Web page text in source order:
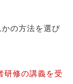
の方法を選び
研修の講義を受